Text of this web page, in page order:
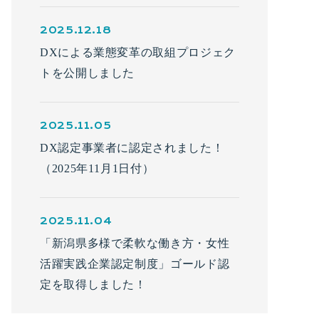
DXによる業態変革の取組プロジェク
トを公開しました
2025.12.18
DX認定事業者に認定されました！
（2025年11月1日付）
2025.11.05
「新潟県多様で柔軟な働き方・女性
活躍実践企業認定制度」ゴールド認
定を取得しました！
2025.11.04